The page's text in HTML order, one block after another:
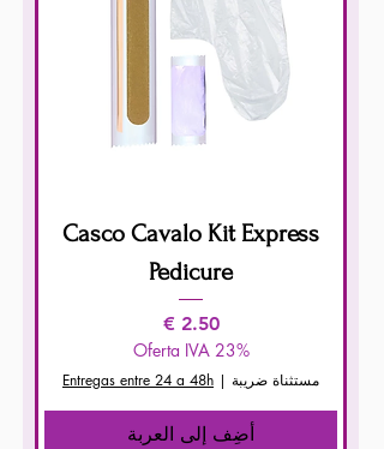
Casco Cavalo Kit Express
Pedicure
السعر‏2.50 €
Oferta IVA 23%
مستثناة ضريبة |
Entregas entre 24 a 48h
أضِف إلى العربة